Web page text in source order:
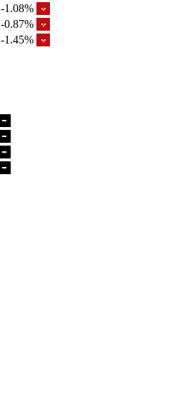
-1.08%
-0.87%
-1.45%